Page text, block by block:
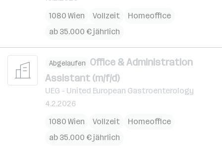
1080 Wien
Vollzeit
Homeoffice
ab 35.000 € jährlich
Abgelaufen Office & Administration
Assistant (m/f/d)
UEG - United European Gastroenterology
4.2.2026
1080 Wien
Vollzeit
Homeoffice
ab 35.000 € jährlich